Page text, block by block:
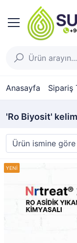
Anasayfa Sipariş
'Ro Biyosit'